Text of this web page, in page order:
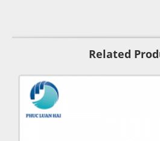
Related